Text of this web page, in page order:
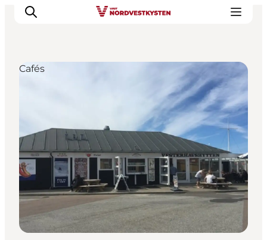
Events
Unterkunft
Mach deine Urlaubsplanung
Cafés